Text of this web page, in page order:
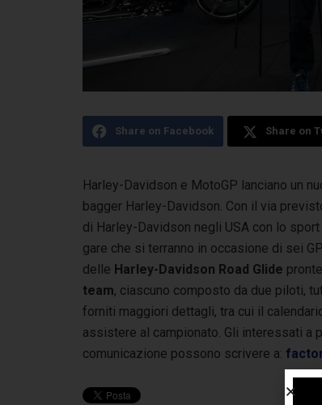
Share on Facebook Share on
Harley-Davidson e MotoGP lanciano un
bagger Harley-Davidson. Con il via
di Harley-Davidson negli USA con lo
gare che si terranno in occasione di sei
delle Harley-Davidson Road Glide
team, ciascuno composto da due piloti,
forniti maggiori dettagli, tra cui il
assistere al campionato. Gli interessati a
comunicazione possono scrivere a: